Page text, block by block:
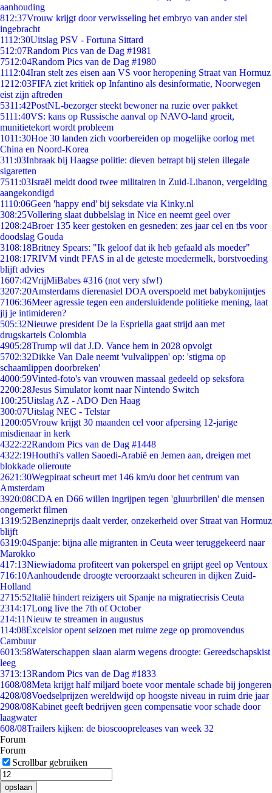
aanhouding
812:37Vrouw krijgt door verwisseling het embryo van ander stel
ingebracht
1112:30Uitslag PSV - Fortuna Sittard
512:07Random Pics van de Dag #1981
7512:04Random Pics van de Dag #1980
1112:04Iran stelt zes eisen aan VS voor heropening Straat van Hormuz
1212:03FIFA ziet kritiek op Infantino als desinformatie, Noorwegen
eist zijn aftreden
5311:42PostNL-bezorger steekt bewoner na ruzie over pakket
5111:40VS: kans op Russische aanval op NAVO-land groeit,
munitietekort wordt probleem
1011:30Hoe 30 landen zich voorbereiden op mogelijke oorlog met
China en Noord-Korea
311:03Inbraak bij Haagse politie: dieven betrapt bij stelen illegale
sigaretten
7511:03Israël meldt dood twee militairen in Zuid-Libanon, vergelding
aangekondigd
1110:06Geen 'happy end' bij seksdate via Kinky.nl
308:25Vollering slaat dubbelslag in Nice en neemt geel over
1208:24Broer 135 keer gestoken en gesneden: zes jaar cel en tbs voor
doodslag Gouda
3108:18Britney Spears: "Ik geloof dat ik heb gefaald als moeder"
2108:17RIVM vindt PFAS in al de geteste moedermelk, borstvoeding
blijft advies
1607:42VrijMiBabes #316 (not very sfw!)
3207:20Amsterdams dierenasiel DOA overspoeld met babykonijntjes
7106:36Meer agressie tegen een andersluidende politieke mening, laat
jij je intimideren?
505:32Nieuwe president De la Espriella gaat strijd aan met
drugskartels Colombia
4905:28Trump wil dat J.D. Vance hem in 2028 opvolgt
5702:32Dikke Van Dale neemt 'vulvalippen' op: 'stigma op
schaamlippen doorbreken'
4000:59Vinted-foto's van vrouwen massaal gedeeld op seksfora
2200:28Jesus Simulator komt naar Nintendo Switch
100:25Uitslag AZ - ADO Den Haag
300:07Uitslag NEC - Telstar
1200:05Vrouw krijgt 30 maanden cel voor afpersing 12-jarige
misdienaar in kerk
4322:22Random Pics van de Dag #1448
4322:19Houthi's vallen Saoedi-Arabië en Jemen aan, dreigen met
blokkade olieroute
2621:30Wegpiraat scheurt met 146 km/u door het centrum van
Amsterdam
3920:08CDA en D66 willen ingrijpen tegen 'gluurbrillen' die mensen
ongemerkt filmen
1319:52Benzineprijs daalt verder, onzekerheid over Straat van Hormuz
blijft
6319:04Spanje: bijna alle migranten in Ceuta weer teruggekeerd naar
Marokko
417:13Niewiadoma profiteert van pokerspel en grijpt geel op Ventoux
716:10Aanhoudende droogte veroorzaakt scheuren in dijken Zuid-
Holland
2715:52Italië hindert reizigers uit Spanje na migratiecrisis Ceuta
2314:17Long live the 7th of October
214:11Nieuw te streamen in augustus
114:08Excelsior opent seizoen met ruime zege op promovendus
Cambuur
6013:58Waterschappen slaan alarm wegens droogte: Gereedschapskist
leeg
3713:13Random Pics van de Dag #1833
1608/08Meta krijgt half miljard boete voor mentale schade bij jongeren
4208/08Voedselprijzen wereldwijd op hoogste niveau in ruim drie jaar
2908/08Kabinet geeft bedrijven geen compensatie voor schade door
laagwater
608/08Trailers kijken: de bioscoopreleases van week 32
Forum
Forum
Scrollbar gebruiken
opslaan